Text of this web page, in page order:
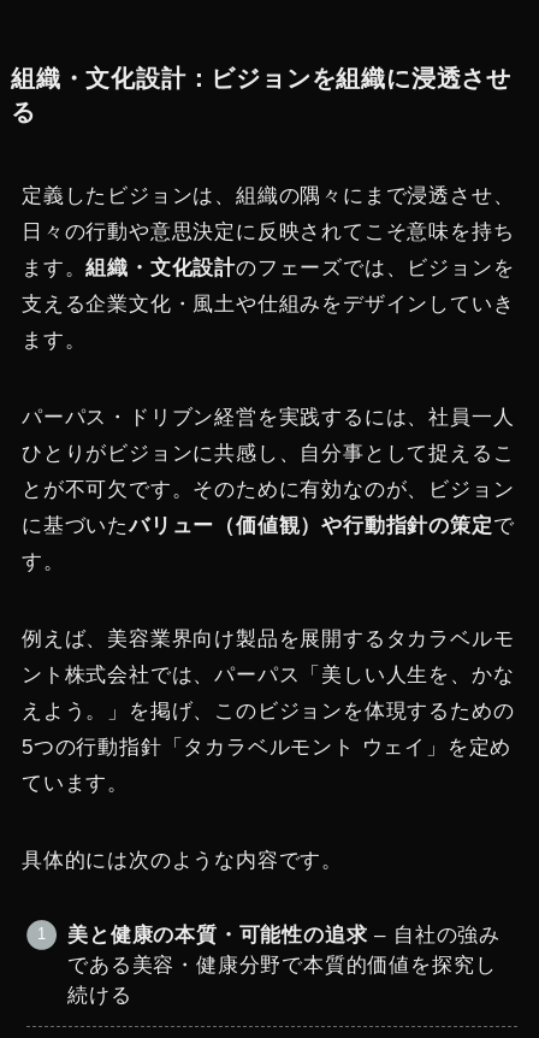
組織・文化設計：ビジョンを組織に浸透させ
る
定義したビジョンは、組織の隅々にまで浸透させ、
日々の行動や意思決定に反映されてこそ意味を持ち
ます。組織・文化設計のフェーズでは、ビジョンを
支える企業文化・風土や仕組みをデザインしていき
ます。
パーパス・ドリブン経営を実践するには、社員一人
ひとりがビジョンに共感し、自分事として捉えるこ
とが不可欠です​。そのために有効なのが、ビジョン
に基づいたバリュー（価値観）や行動指針の策定で
す。
例えば、美容業界向け製品を展開するタカラベルモ
ント株式会社では、パーパス「美しい人生を、かな
えよう。」を掲げ、このビジョンを体現するための
5つの行動指針「タカラベルモント ウェイ」を定め
ています​。
具体的には次のような内容です​。
美と健康の本質・可能性の追求 – 自社の強み
である美容・健康分野で本質的価値を探究し
続ける